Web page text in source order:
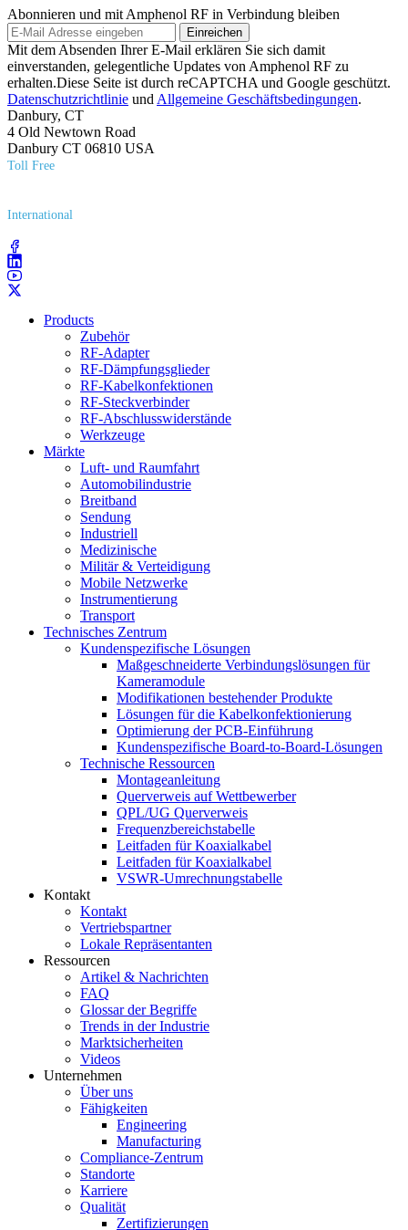
Abonnieren und mit Amphenol RF in Verbindung bleiben
Einreichen
Mit dem Absenden Ihrer E-Mail erklären Sie sich damit
einverstanden, gelegentliche Updates von Amphenol RF zu
erhalten.Diese Seite ist durch reCAPTCHA und Google geschützt.
Datenschutzrichtlinie und Allgemeine Geschäftsbedingungen.
Danbury, CT
4 Old Newtown Road
Danbury CT 06810 USA
Toll Free
International
Products
Zubehör
RF-Adapter
RF-Dämpfungsglieder
RF-Kabelkonfektionen
RF-Steckverbinder
RF-Abschlusswiderstände
Werkzeuge
Märkte
Luft- und Raumfahrt
Automobilindustrie
Breitband
Sendung
Industriell
Medizinische
Militär & Verteidigung
Mobile Netzwerke
Instrumentierung
Transport
Technisches Zentrum
Kundenspezifische Lösungen
Maßgeschneiderte Verbindungslösungen für
Kameramodule
Modifikationen bestehender Produkte
Lösungen für die Kabelkonfektionierung
Optimierung der PCB-Einführung
Kundenspezifische Board-to-Board-Lösungen
Technische Ressourcen
Montageanleitung
Querverweis auf Wettbewerber
QPL/UG Querverweis
Frequenzbereichstabelle
Leitfaden für Koaxialkabel
Leitfaden für Koaxialkabel
VSWR-Umrechnungstabelle
Kontakt
Kontakt
Vertriebspartner
Lokale Repräsentanten
Ressourcen
Artikel & Nachrichten
FAQ
Glossar der Begriffe
Trends in der Industrie
Marktsicherheiten
Videos
Unternehmen
Über uns
Fähigkeiten
Engineering
Manufacturing
Compliance-Zentrum
Standorte
Karriere
Qualität
Zertifizierungen